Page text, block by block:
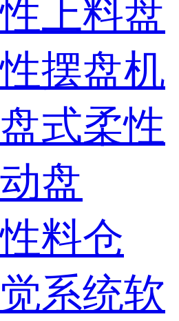
上料盘
摆盘机
式柔性
盘
料仓
系统软